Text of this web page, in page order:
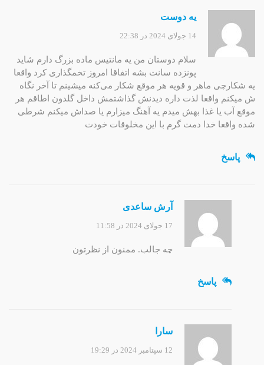
یه دوست
14 جولای 2024 در 22:38
سلام دوستان من یه مانتیس ماده بزرگ دارم شاید
پونزده سانت بشه اتفاقا امروز تخمگذاری کرد واقعا
یه شکارچی ماهر و قویه هر موقع شکار می‌کنه میشینم تا آخر نگاه
ش میکنم واقعا لذت داره دیدنش گذاشتمش داخل گلدون اطاقم هر
موقع آب یا غذا بهش میدم یه آهنگ میزارم یا صداش میکنم شرطی
شده واقعا خدا دمت گرم با این مخلوقات خودت
پاسخ
آرش ساعدی
17 جولای 2024 در 11:58
چه جالب. ممنون از نظرتون
پاسخ
سارا
12 سپتامبر 2024 در 19:29